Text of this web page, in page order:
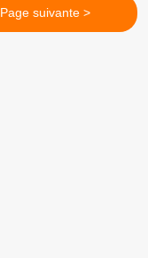
Page suivante >